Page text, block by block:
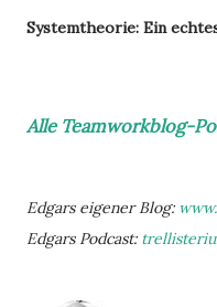
Systemtheorie: Ein
Alle Teamworkblog-
Edgars eigener Blog:
Edgars Podcast: